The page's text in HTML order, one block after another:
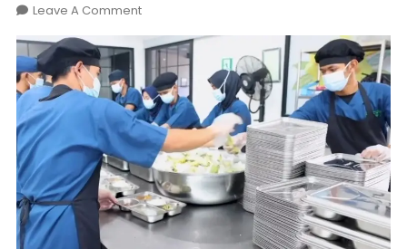
Leave A CommentOn
MBG
Gerakkan
Ekonomi
Daerah
Hingga
Serap
Tenaga
Kerja
Untuk
UMKM